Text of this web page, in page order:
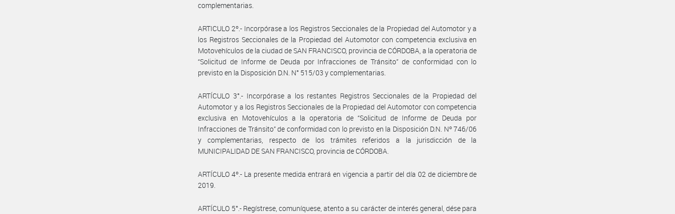
complementarias.
ARTICULO 2º.- Incorpórase a los Registros Seccionales de la Propiedad del Automotor y a
los Registros Seccionales de la Propiedad del Automotor con competencia exclusiva en
Motovehículos de la ciudad de SAN FRANCISCO, provincia de CÓRDOBA, a la operatoria de
“Solicitud de Informe de Deuda por Infracciones de Tránsito” de conformidad con lo
previsto en la Disposición D.N. N° 515/03 y complementarias.
ARTÍCULO 3°.- Incorpórase a los restantes Registros Seccionales de la Propiedad del
Automotor y a los Registros Seccionales de la Propiedad del Automotor con competencia
exclusiva en Motovehículos a la operatoria de “Solicitud de Informe de Deuda por
Infracciones de Tránsito” de conformidad con lo previsto en la Disposición D.N. Nº 746/06
y complementarias, respecto de los trámites referidos a la jurisdicción de la
MUNICIPALIDAD DE SAN FRANCISCO, provincia de CÓRDOBA.
ARTÍCULO 4º.- La presente medida entrará en vigencia a partir del día 02 de diciembre de
2019.
ARTÍCULO 5°.- Regístrese, comuníquese, atento a su carácter de interés general, dése para